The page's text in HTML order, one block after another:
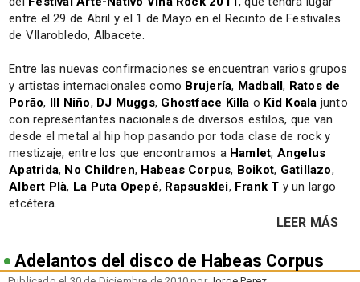
entre el 29 de Abril y el 1 de Mayo en el Recinto de Festivales
de VIlarobledo, Albacete.
Entre las nuevas confirmaciones se encuentran varios grupos
y artistas internacionales como Brujería, Madball, Ratos de
Porão, Ill Niño, DJ Muggs, Ghostface Killa o Kid Koala junto
con representantes nacionales de diversos estilos, que van
desde el metal al hip hop pasando por toda clase de rock y
mestizaje, entre los que encontramos a Hamlet, Angelus
Apatrida, No Children, Habeas Corpus, Boikot, Gatillazo,
Albert Plà, La Puta Opepé, Rapsusklei, Frank T y un largo
etcétera.
LEER MÁS
Adelantos del disco de Habeas Corpus